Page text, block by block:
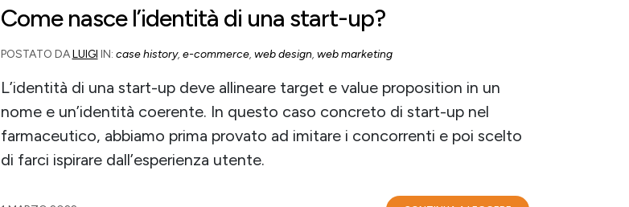
Come nasce l’identità di una start-up?
POSTATO DALUIGI IN: case history, e-commerce, web design, web marketing
L’identità di una start-up deve allineare target e value proposition in un
nome e un’identità coerente. In questo caso concreto di start-up nel
farmaceutico, abbiamo prima provato ad imitare i concorrenti e poi scelto
di farci ispirare dall’esperienza utente.